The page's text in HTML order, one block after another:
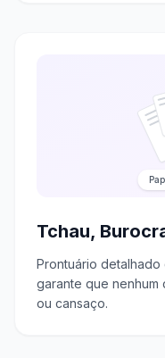
Tchau,
Prontuário
garante que
ou cansaço.